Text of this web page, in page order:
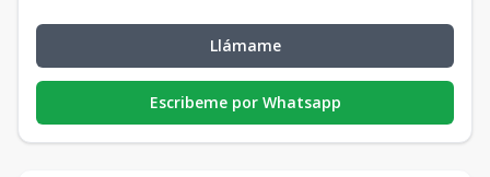
Llámame
Escribeme por Whatsapp